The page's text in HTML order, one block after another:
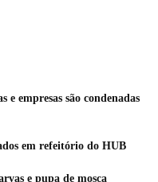
e empresas são condenadas
em refeitório do HUB
e pupa de mosca